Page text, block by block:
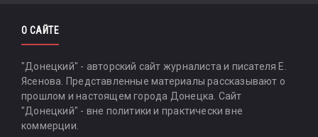
О САЙТЕ
"Донецкий" - авторский сайт журналиста и писателя Е.
Ясенова. Представленные материалы рассказывают о
прошлом и настоящем города Донецка. Сайт
"Донецкий" - вне политики и практически вне
коммерции.